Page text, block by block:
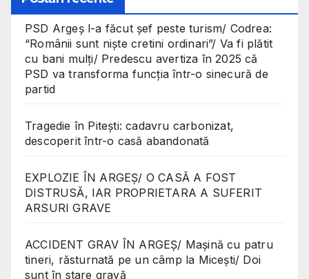
PSD Argeș l-a făcut șef peste turism/ Codrea:
“Românii sunt niște cretini ordinari”/ Va fi plătit
cu bani mulți/ Predescu avertiza în 2025 că
PSD va transforma funcția într-o sinecură de
partid
Tragedie în Pitești: cadavru carbonizat,
descoperit într-o casă abandonată
EXPLOZIE ÎN ARGEȘ/ O CASĂ A FOST
DISTRUSĂ, IAR PROPRIETARA A SUFERIT
ARSURI GRAVE
ACCIDENT GRAV ÎN ARGEȘ/ Mașină cu patru
tineri, răsturnată pe un câmp la Micești/ Doi
sunt în stare gravă